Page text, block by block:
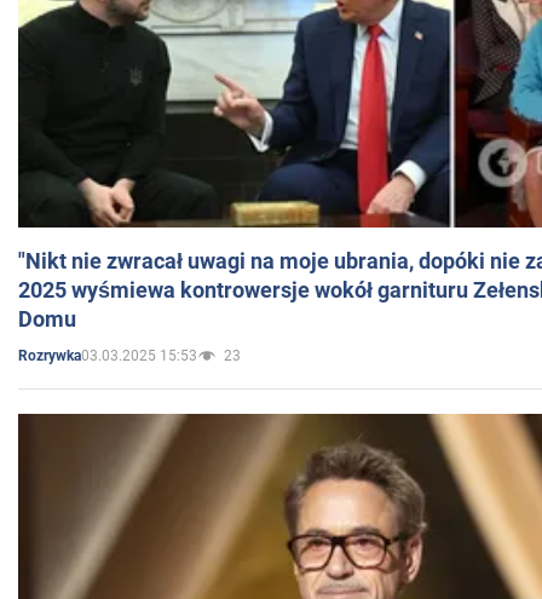
"Nikt nie zwracał uwagi na moje ubrania, dopóki nie
2025 wyśmiewa kontrowersje wokół garnituru
Domu
Rozrywka03.03.2025 15:53 23